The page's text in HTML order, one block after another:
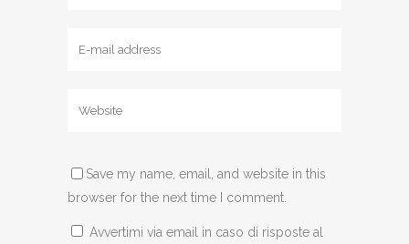
Save my name, email, and website in this
browser for the next time I comment.
Avvertimi via email in caso di risposte al